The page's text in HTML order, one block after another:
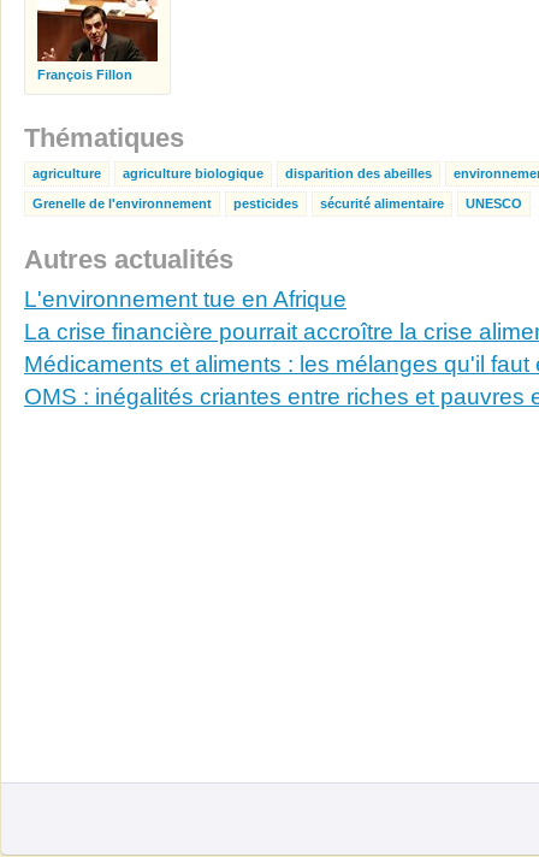
François Fillon
Thématiques
agriculture agriculture biologique disparition des abeilles
Grenelle de l'environnement pesticides sécurité alimentaire UNESCO
Autres actualités
L'environnement tue en Afrique
La crise financière pourrait accroître la crise
Médicaments et aliments : les mélanges qu'il faut
OMS : inégalités criantes entre riches et pauvres